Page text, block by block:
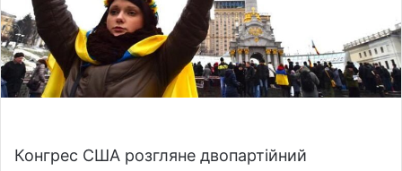
Конгрес США розгляне двопартійний